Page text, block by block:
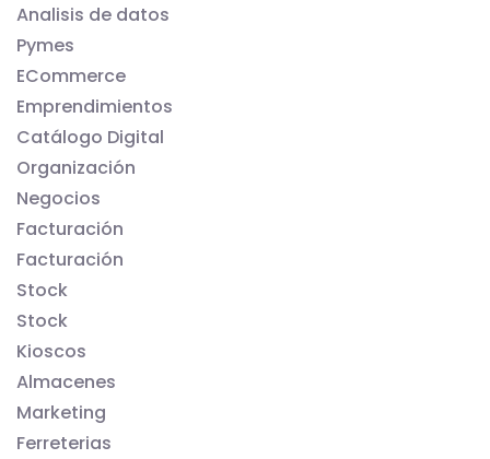
Analisis de datos
Pymes
ECommerce
Emprendimientos
Catálogo Digital
Organización
Negocios
Facturación
Facturación
Stock
Stock
Kioscos
Almacenes
Marketing
Ferreterias